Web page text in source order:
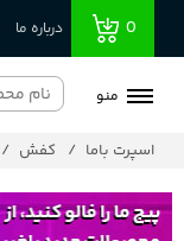
0 درباره ما
منو
اسپرت باما کفش